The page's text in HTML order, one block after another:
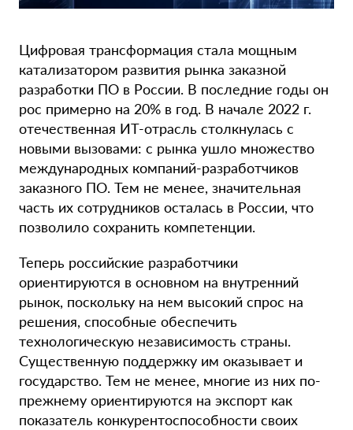
Цифровая трансформация стала мощным
катализатором развития рынка заказной
разработки ПО в России. В последние годы он
рос примерно на 20% в год. В начале 2022 г.
отечественная ИТ-отрасль столкнулась с
новыми вызовами: с рынка ушло множество
международных компаний-разработчиков
заказного ПО. Тем не менее, значительная
часть их сотрудников осталась в России, что
позволило сохранить компетенции.
Теперь российские разработчики
ориентируются в основном на внутренний
рынок, поскольку на нем высокий спрос на
решения, способные обеспечить
технологическую независимость страны.
Существенную поддержку им оказывает и
государство. Тем не менее, многие из них по-
прежнему ориентируются на экспорт как
показатель конкурентоспособности своих